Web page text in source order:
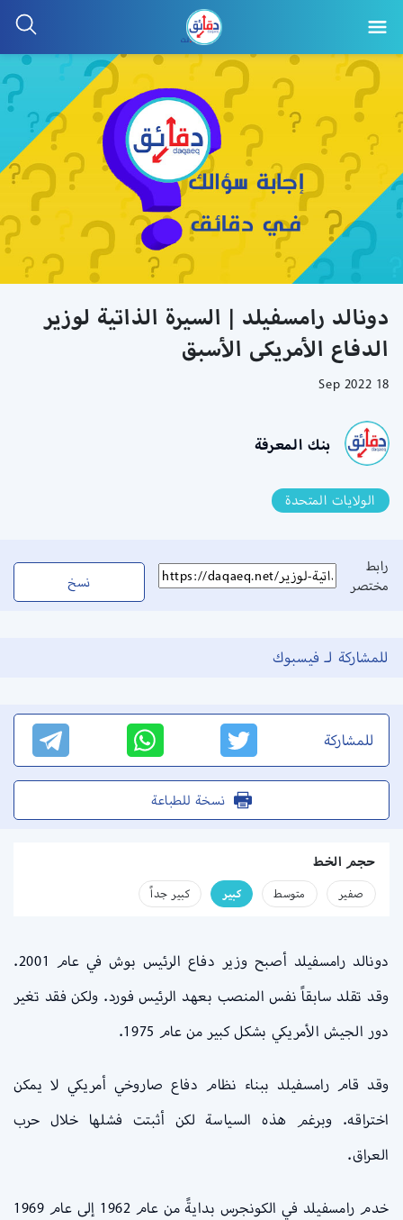
دونالد رامسفيلد | السيرة الذاتية لوزير
الدفاع الأمريكى الأسبق
18 Sep 2022
بنك المعرفة
الولايات المتحدة
رابط
مختصر
نسخ
للمشاركة لـ فيسبوك
للمشاركة
نسخة للطباعة
حجم الخط
صفير متوسط كبير كبير جداً
دونالد رامسفيلد أصبح وزير دفاع الرئيس بوش في عام 2001.
وقد تقلد سابقاً نفس المنصب بعهد الرئيس فورد. ولكن فقد تغير
دور الجيش الأمريكي بشكل كبير من عام 1975.
وقد قام رامسفيلد ببناء نظام دفاع صاروخي أمريكي لا يمكن
اختراقه. وبرغم هذه السياسة لكن أثبتت فشلها خلال حرب
العراق.
خدم رامسفيلد في الكونجرس بدايةً من عام 1962 إلى عام 1969